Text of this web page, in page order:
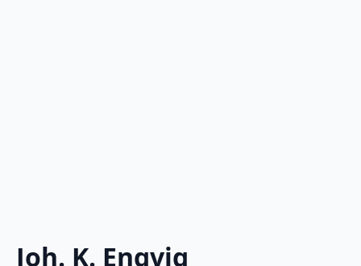
Joh. K. Engvig